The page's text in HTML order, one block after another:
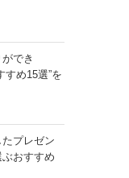
でき
め15選”を
たプレゼン
おすすめ